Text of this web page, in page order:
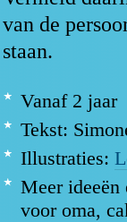
van de
staan.
Vanaf 2 jaar
Tekst:
Illustraties:
Meer ideeën
voor oma,